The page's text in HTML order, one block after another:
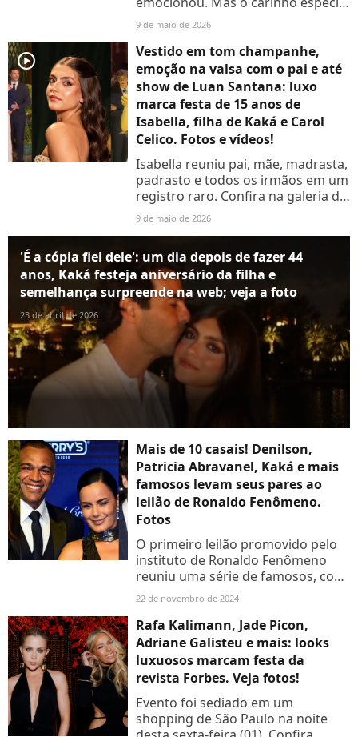
entre Carol Leite, a atual esposa de
Kaká, e a aniversariante roubou a
cena....
9 de maio de 2026
player2
Vestido em tom champanhe,
emoção na valsa com o pai e até
show de Luan Santana: luxo
marca festa de 15 anos de
Isabella, filha de Kaká e Carol
Celico. Fotos e vídeos!
Isabella reuniu pai, mãe, madrasta,
padrasto e todos os irmãos em um
registro raro. Confira na galeria de
fotos abaixo!
9 de maio de 2026
'É a cópia fiel dele': um dia depois de fazer 44
anos, Kaká festeja aniversário da filha e
semelhança surpreende na web; veja a foto
23 de abril de 2026
Mais de 10 casais! Denilson,
Patricia Abravanel, Kaká e mais
famosos levam seus pares ao
leilão de Ronaldo Fenômeno.
Fotos
O primeiro leilão promovido pelo
instituto de Ronaldo Fenômeno
reuniu uma série de famosos, com
seus pares, como Patricia
Abravanel e Alexandre Pato,...
22 de novembro de 2024
Rafa Kalimann, Jade Picon,
Adriane Galisteu e mais: looks
luxuosos marcam festa da
revista Forbes. Veja fotos!
Evento foi sediado em um
shopping de São Paulo na noite